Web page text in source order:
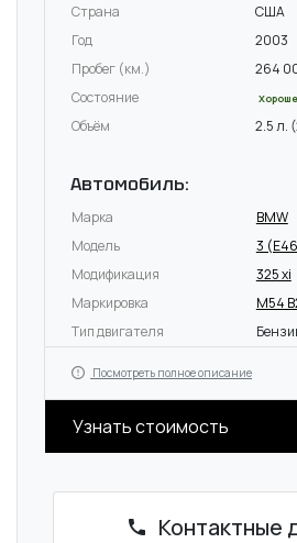
Страна
США
Год
2003
Пробег (км.)
264
Состояние
Объём 2.5 л.
Автомобиль:
Марка
BMW
Модель
3
Модификация
325 xi
Маркировка
M54
Тип двигателя
Посмотреть полное описание
Узнать стоимость
Контактные